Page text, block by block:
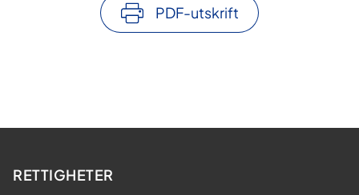
PDF-utskrift
RETTIGHETER